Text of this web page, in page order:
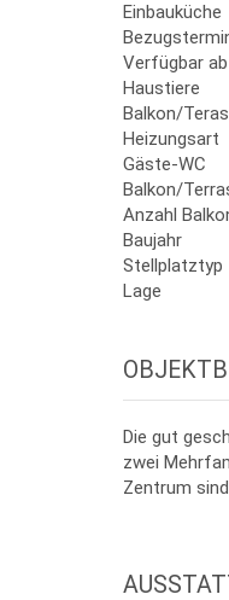
Einbauküche
Verfügbar ab
Haustiere
Balkon/
Heizungsart
Gäste-WC
Balkon/
Anzahl
Baujahr
Stellplatztyp
Lage
Die gut
zwei
Zentrum